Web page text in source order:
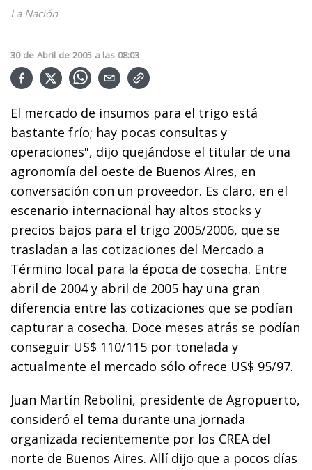
La Nación
30 de Abril de 2005 a las 08:03
El mercado de insumos para el trigo está
bastante frío; hay pocas consultas y
operaciones", dijo quejándose el titular de una
agronomía del oeste de Buenos Aires, en
conversación con un proveedor. Es claro, en el
escenario internacional hay altos stocks y
precios bajos para el trigo 2005/2006, que se
trasladan a las cotizaciones del Mercado a
Término local para la época de cosecha. Entre
abril de 2004 y abril de 2005 hay una gran
diferencia entre las cotizaciones que se podían
capturar a cosecha. Doce meses atrás se podían
conseguir US$ 110/115 por tonelada y
actualmente el mercado sólo ofrece US$ 95/97.
Juan Martín Rebolini, presidente de Agropuerto,
consideró el tema durante una jornada
organizada recientemente por los CREA del
norte de Buenos Aires. Allí dijo que a pocos días